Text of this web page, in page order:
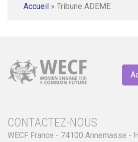
Accueil » Tribune ADEME
CONTACTEZ-NOUS
WECF France - 74100 Annemasse -